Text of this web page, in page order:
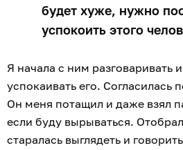
будет хуже, нужно
успокоить этого
Я начала с ним разговаривать
успокаивать его. Согласилась
Он меня потащил и даже взял
если буду вырываться.
старалась выглядеть и